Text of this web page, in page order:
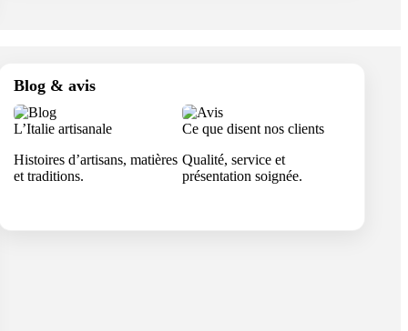
Blog & avis
L’Italie artisanale
Histoires d’artisans, matières
et traditions.
Ce que disent nos clients
Qualité, service et
présentation soignée.